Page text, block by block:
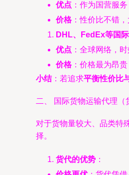
优点 ：作为国营服
价格：性价比不错
DHL、FedEx等国
优点 ：全球网络，
价格：价格最为昂贵
小结：若追求平衡性价比
二、 国际货物运输代理
对于货物量较大、品类特
择。
货代的优势 ：